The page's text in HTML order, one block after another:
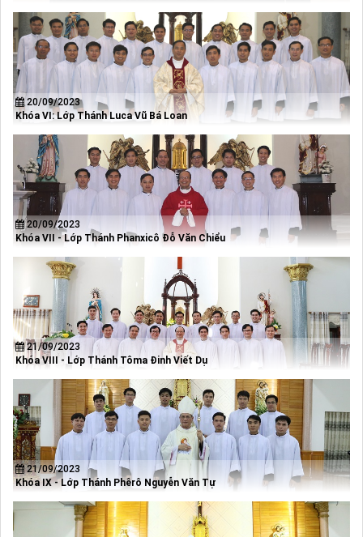
20/09/2023
Khóa VI: Lớp Thánh Luca Vũ Bá Loan
20/09/2023
Khóa VII - Lớp Thánh Phanxicô Đỗ Văn Chiểu
21/09/2023
Khóa VIII - Lớp Thánh Tôma Đinh Viết Dụ
21/09/2023
Khóa IX - Lớp Thánh Phêrô Nguyễn Văn Tự